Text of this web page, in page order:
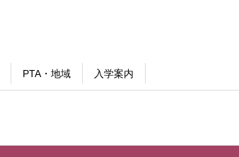
PTA・地域 入学案内